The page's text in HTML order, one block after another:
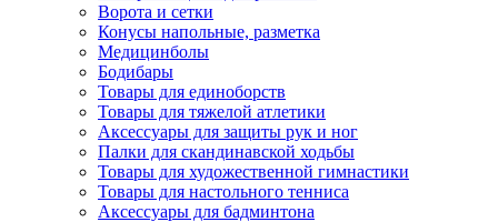
Ворота и сетки
Конусы напольные, разметка
Медицинболы
Бодибары
Товары для единоборств
Товары для тяжелой атлетики
Аксессуары для защиты рук и ног
Палки для скандинавской ходьбы
Товары для художественной гимнастики
Товары для настольного тенниса
Аксессуары для бадминтона